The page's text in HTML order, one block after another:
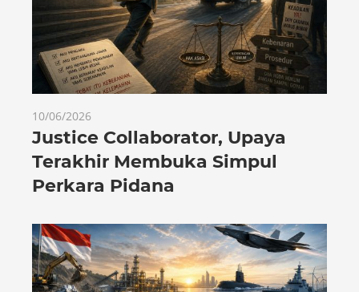
10/06/2026
Justice Collaborator, Upaya
Terakhir Membuka Simpul
Perkara Pidana